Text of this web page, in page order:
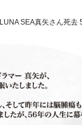
LUNA SEA真矢さん死去